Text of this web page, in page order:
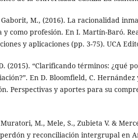
M., (2016). La racionalidad
y como profesión. En I. Martín-Baró.
y aplicaciones (pp. 3-75). UCA
(2015). “Clarificando términos: ¿qué
En D. Bloomfield, C. Hernández
Perspectivas y aportes para su
M., Mele, S., Zubieta V. &
perdón y reconciliación intergrupal en